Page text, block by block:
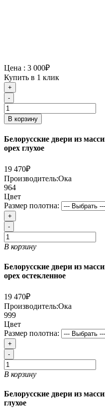
Цена : 3 000₽
Купить в 1 клик
+
-
В корзину
Белорусские двери из
орех глухое
19 470₽
Производитель:Ока
964
Цвет
Размер полотна:
+
-
В корзину
Белорусские двери из
орех остекленное
19 470₽
Производитель:Ока
999
Цвет
Размер полотна:
+
-
В корзину
Белорусские двери из
глухое